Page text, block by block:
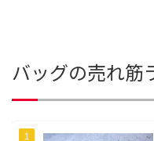
バッグの売れ筋